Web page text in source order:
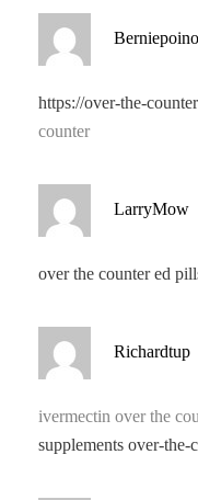
Berniepoino
https://over-the-
counter
LarryMow
over the counter ed
Richardtup
:
ivermectin over the
supplements over-the-